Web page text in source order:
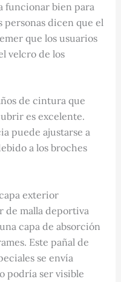
funcionar bien para
personas dicen que el
que los usuarios
velcro de los
de cintura que
es excelente.
puede ajustarse a
a los broches
exterior
malla deportiva
capa de absorción
Este pañal de
se envía
podría ser visible